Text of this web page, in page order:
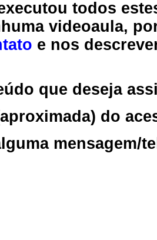
todos
videoaula,
e nos
que deseja
do
mensagem/